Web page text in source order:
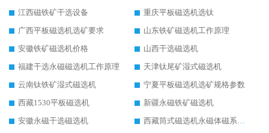
江西磁铁矿干选设备
重庆平板磁选机选钛
广西平板磁选机选矿要求
山东铁矿磁选机工作原理
安徽铁矿磁选机价格
山西干选磁选机
福建干选永磁磁选机工作原理
天津钛尾矿湿式磁选机
云南钛铁矿湿式磁选机
宁夏平板磁选机选矿规格参数
西藏1530平板磁选机
新疆永磁铁矿磁选机
安徽永磁干选磁选机
西藏筒式磁选机永磁体磁系设计